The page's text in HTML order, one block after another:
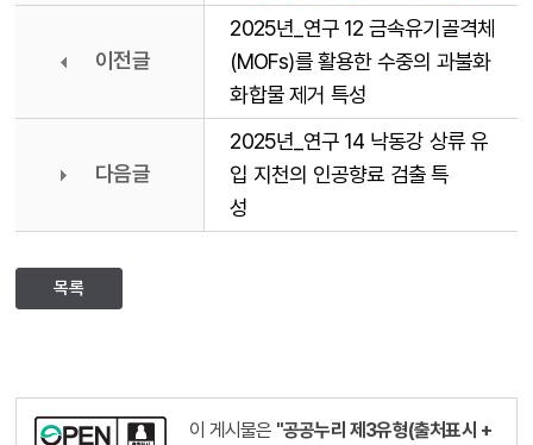
이전글
2025년_연구 12 금속유기골격체
(MOFs)를 활용한 수중의 과불화
화합물 제거 특성
다음글
2025년_연구 14 낙동강 상류 유
입 지천의 인공향료 검출 특
성
목록
이 게시물은 "공공누리 제3유형(출처표시 +